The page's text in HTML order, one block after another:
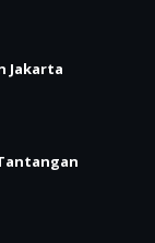
Jakarta